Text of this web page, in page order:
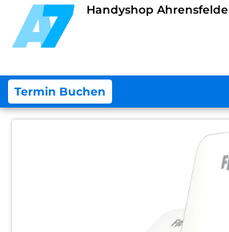
Handyshop Ahrensfelde
Termin Buchen